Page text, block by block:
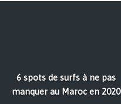
6 spots de surfs à ne pas
manquer au Maroc en 2020